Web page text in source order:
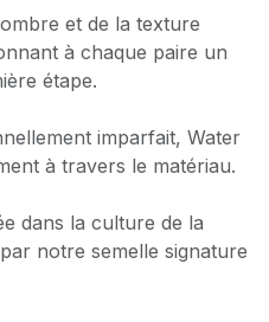
et de la texture
à chaque paire un
étape.
imparfait, Water
à travers le matériau.
dans la culture de la
notre semelle signature